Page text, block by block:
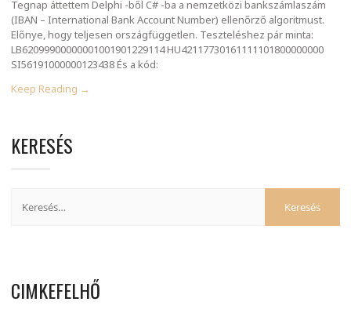
Tegnap áttettem Delphi -ből C# -ba a nemzetközi bankszámlaszám
(IBAN – International Bank Account Number) ellenőrző algoritmust.
Előnye, hogy teljesen országfüggetlen. Teszteléshez pár minta:
LB62099900000001001901229114 HU42117730161111101800000000
SI56191000000123438 És a kód:
Keep Reading →
KERESÉS
CIMKEFELHŐ